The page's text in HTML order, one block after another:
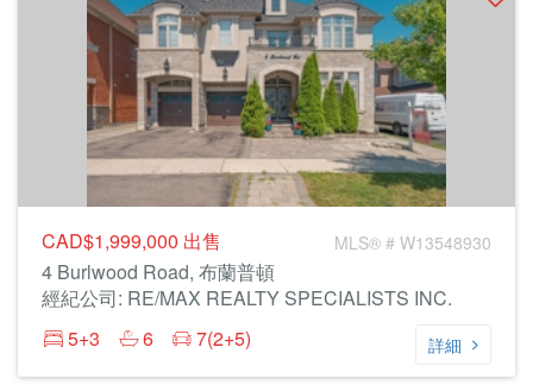
CAD$1,999,000 出售 MLS® # W13548930
4 Burlwood Road, 布蘭普頓
經紀公司: RE/MAX REALTY SPECIALISTS INC.
5+3
6 7(2+5) 詳細